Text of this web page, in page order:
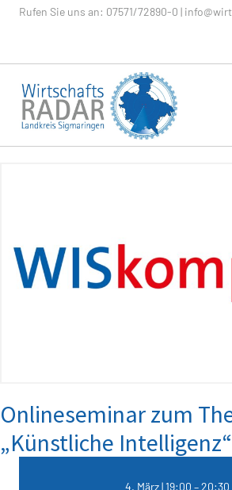
Rufen Sie uns an: 07571/72890-0 |
Onlineseminar zum
„Künstliche Intelligenz“
4. März | 19:00 –20:30